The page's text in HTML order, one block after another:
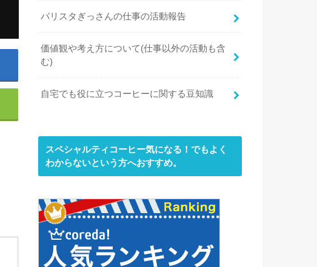
バリスタぎっさんの仕事の活動報告
価値観や考え方について(仕事以外の活動も含
む)
自宅でも役に立つコーヒーに関する豆知識
スペシャルティコーヒー気になる！でもよく
わからないという方へおすすめ。